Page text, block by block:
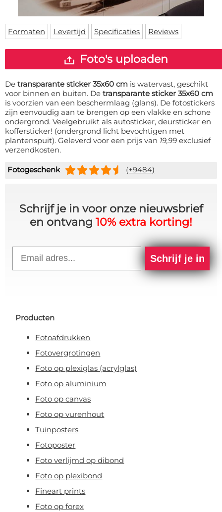
Vloermat
Skateboard deck
Levertijden
Inloggen
WhatsApp
Formaten Levertijd Specificaties Reviews
Foto's uploaden
De transparante sticker 35x60 cm is watervast, geschikt
voor binnen en buiten. De transparante sticker 35x60 cm
is voorzien van een beschermlaag (glans). De fotostickers
zijn eenvoudig aan te brengen op een vlakke en schone
ondergrond. Veelgebruikt als autosticker, deursticker en
koffersticker! (ondergrond licht bevochtigen met
plantenspuit). Geleverd voor een prijs van 19,99 exclusief
verzendkosten.
Fotogeschenk (+9484)
Schrijf je in voor onze nieuwsbrief
en ontvang 10% extra korting!
Schrijf je in
Producten
Fotoafdrukken
Fotovergrotingen
Foto op plexiglas (acrylglas)
Foto op aluminium
Foto op canvas
Foto op vurenhout
Tuinposters
Fotoposter
Foto verlijmd op dibond
Foto op plexibond
Fineart prints
Foto op forex